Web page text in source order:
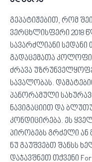
გეპატიჟებით, რომ
ვერცხლისფერი 2018
სავარძლიანი
გადაცემათა
ძრავა
სავალობას.
პანორამული
ნავიგაციით და
კონდიცირება. ეს
პირობებს გრძელი ან
ნუ გაუშვებთ შანსს
დაჯავშნეთ თქვენი